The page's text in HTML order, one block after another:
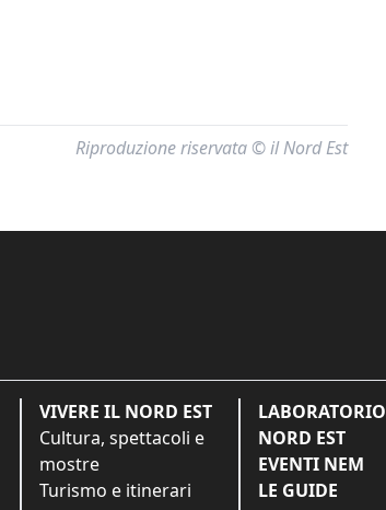
Riproduzione riservata © il Nord Est
VIVERE IL NORD EST
Cultura, spettacoli e
mostre
Turismo e itinerari
LABORATORIO
NORD EST
EVENTI NEM
LE GUIDE